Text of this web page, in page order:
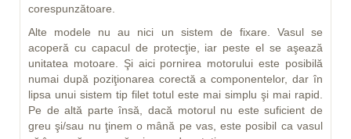
corespunzătoare.
Alte modele nu au nici un sistem de fixare. Vasul se
acoperă cu capacul de protecţie, iar peste el se aşează
unitatea motoare. Şi aici pornirea motorului este posibilă
numai după poziţionarea corectă a componentelor, dar în
lipsa unui sistem tip filet totul este mai simplu şi mai rapid.
Pe de altă parte însă, dacă motorul nu este suficient de
greu şi/sau nu ţinem o mână pe vas, este posibil ca vasul